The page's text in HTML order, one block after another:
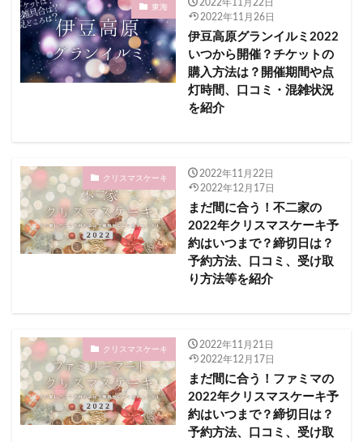
ハーモニーランド Fun×Fan Night Show Give You 2023
ファミマ ファミリーマート
マザー牧場 打ち上げ花火2023 ローソン
モビリティリゾートもてぎ 花火の祭典2023 ヤマザキ
ヨコハマミライト ライフ リチウムイオン電池
ルスツリゾート夏休みスペシャル花火2023 ルミネ
ローザンベリー多和田イルミネーション
丹沢湖花火大会
伊豆多賀温泉海上花火大会2023 伊豆高原グランイルミ
伊賀市 伊賀市市民花火大会2023 佐世保市
佐倉市 佐倉市民花火大会
佐倉市民花火大会(佐倉花火フェスタ2023) 佐賀県
伊師浜海水浴場 光花火大会2023
東海
2022年11月22日
2022年11月26日
伊豆高原グランイルミ2022
いつから開催？チケットの
購入方法は？開催期間や点
灯時間、口コミ・混雑状況
を紹介
クリスマスケーキ
2022年11月22日
2022年12月17日
まだ間に合う！不二家の
2022年クリスマスケーキ予
約はいつまで？締切日は？
予約方法、口コミ、受け取
り方法等を紹介
クリスマスケーキ
2022年11月21日
2022年12月17日
まだ間に合う！ファミマの
2022年クリスマスケーキ予
約はいつまで？締切日は？
予約方法、口コミ、受け取